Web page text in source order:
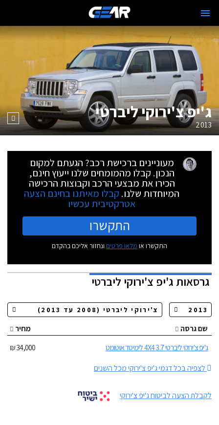
ג'יפ צ'ירוקי ליברטי
2013
מעוניינים ברכישת רכב? הגעתם למקום
הנכון. קבלו מהמומחים שלנו ייעוץ חינם,
הכירו את מבצעי הרכב וקבוצות הרכישה
המיוחדות שלנו. קבלו מאיתנו בחינם הצעה
אטרקטיבית עכשיו
התקשרו
התקשרו או מלאו פרטים ונחזור אליכם בהקדם
גרסאותג'יפ צ'ירוקי ליברטי
שם גרסה
מחיר
ג'יפ צ'ירוקי ליברטי 3.7 4X4 לימיטד אוטומט
34,000 ₪
לצפיה בכל דגמי ג'יפ צ'ירוקי מכל השנים
לקבלת הצעה לביטוח ג'יפ צ'ירוקי